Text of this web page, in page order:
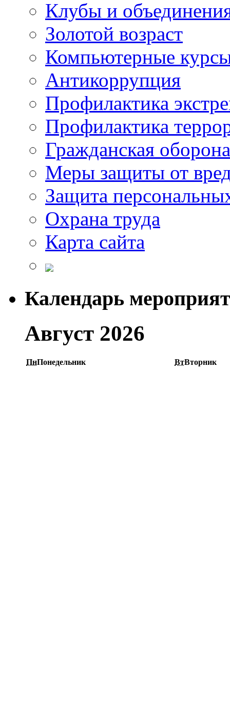
Клубы и
Золотой возраст
Компьютерные
Антикоррупция
Профилактика
Профилактика
Гражданская оборона
Меры защиты от
Защита
Охрана труда
Карта сайта
Календарь
Август 2026
ПнПонедельник ВтВторник